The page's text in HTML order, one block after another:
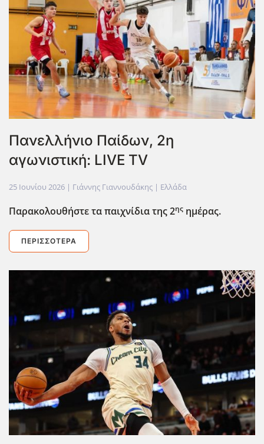
Πανελλήνιο Παίδων, 2η
αγωνιστική: LIVE TV
25 Ιουνίου 2026 | Γιάννης Γιαννουδάκης | Ελλάδα
Παρακολουθήστε τα παιχνίδια της 2ης ημέρας.
ΠΕΡΙΣΣΌΤΕΡΑ